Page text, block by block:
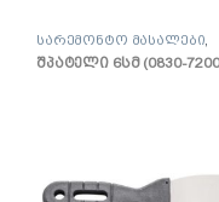
სარემონტო მასალები
შპატელი,
ქაფჩა
შპატელი 6სმ (0830-